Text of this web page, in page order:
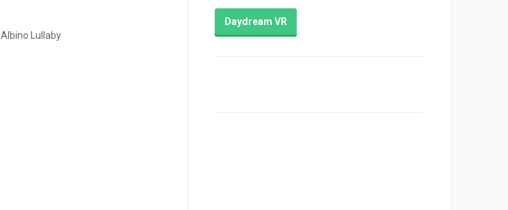
Albino Lullaby
Daydream VR